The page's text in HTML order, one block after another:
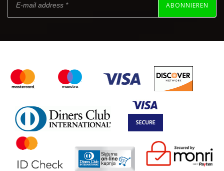
ABONNIEREN